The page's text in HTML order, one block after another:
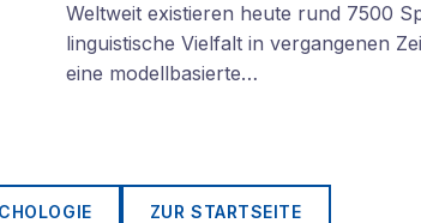
Weltweit existieren heute rund 7500
linguistische Vielfalt in vergangenen
eine modellbasierte…
ZUR STARTSEITE